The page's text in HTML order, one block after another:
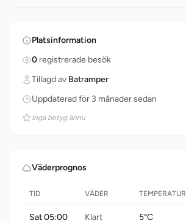
Platsinformation
0 registrerade besök
Tillagd av Batramper
Uppdaterad för 3 månader sedan
Inga betyg ännu
Väderprognos
TID VÄDER TEMPERATUR
Sat 05:00 Klart 5°C